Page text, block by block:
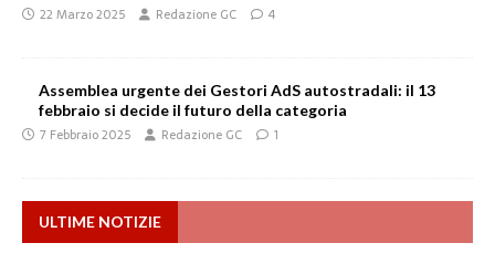
22 Marzo 2025 Redazione GC 4
Assemblea urgente dei Gestori AdS autostradali: il 13
febbraio si decide il futuro della categoria
7 Febbraio 2025 Redazione GC 1
ULTIME NOTIZIE